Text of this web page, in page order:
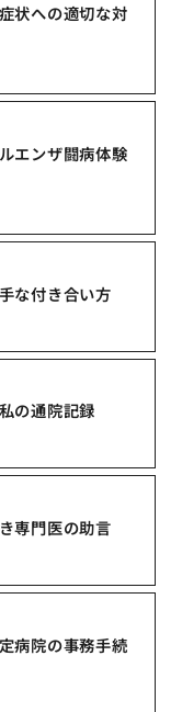
状への適切な対
エンザ闘病体験
な付き合い方
の通院記録
専門医の助言
病院の事務手続